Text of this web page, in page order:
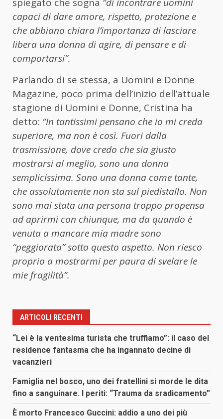
capaci di dare amore, rispetto, protezione e
che abbiano chiara l’importanza di lasciare
libera una donna di agire, di pensare e di
comportarsi”.
Parlando di se stessa, a Uomini e Donne
Magazine, poco prima dell’inizio dell’attuale
stagione di Uomini e Donne, Cristina ha
detto: “In tantissimi pensano che io mi creda
superiore, ma non è così. Fuori dalla
trasmissione, dove credo che sia giusto
mostrarsi al meglio, sono una donna
semplicissima. Sono una donna come tante,
che assolutamente non sta sul piedistallo. Non
sono mai stata una persona troppo propensa
ad aprirmi con chiunque, ma da quando è
venuta a mancare mia madre sono
“peggiorata” sotto questo aspetto. Non riesco
proprio a mostrarmi per paura di svelare le
mie fragilità”.
ARTICOLI RECENTI
“Lei è la ventesima turista che truffiamo”: il caso del
residence fantasma che ha ingannato decine di
vacanzieri
Famiglia nel bosco, uno dei fratellini si morde le dita
fino a sanguinare. I periti: “Trauma da sradicamento”
È morto Francesco Guccini: addio a uno dei più